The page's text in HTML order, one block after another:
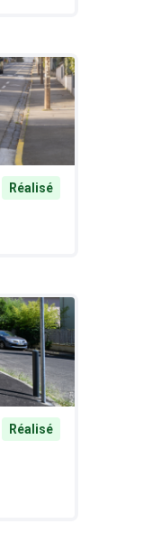
Réalisé
Réalisé